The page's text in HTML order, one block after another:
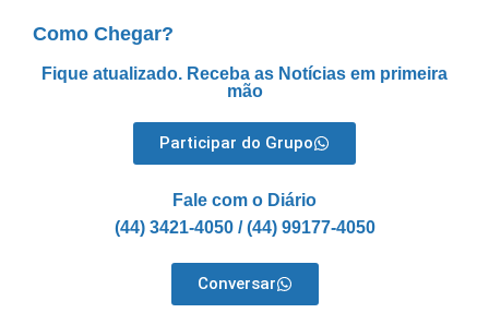
Como Chegar?
Fique atualizado. Receba as Notícias em primeira
mão
Participar do Grupo
Fale com o Diário
(44) 3421-4050 / (44) 99177-4050
Conversar